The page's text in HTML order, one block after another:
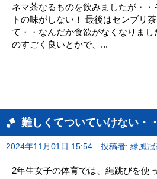
ネマ茶なるものを飲みましたが・
トの味がしない！ 最後はセンブリ
て・・なんだか食欲がなくなりまし
のすごく良いとかで、...
難しくてついていけない・・
2024年11月01日 15:54 投稿者: 緑風
2年生女子の体育では、縄跳びを使